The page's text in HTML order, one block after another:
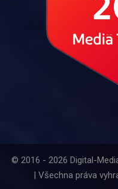
© 2016 - 2026 Digital-
| Všechna práva